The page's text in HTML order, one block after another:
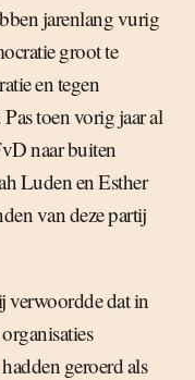
jarenlang vurig
groot te
en tegen
toen vorig jaar al
naar buiten
Luden en Esther
van deze partij
verwoordde dat in
geroerd als